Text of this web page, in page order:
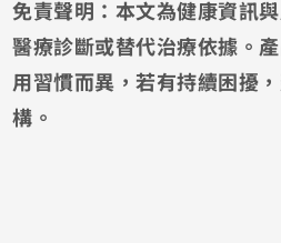
免責聲明：本文為健康資訊
醫療診斷或替代治療依據。
用習慣而異，若有持續困擾
構。